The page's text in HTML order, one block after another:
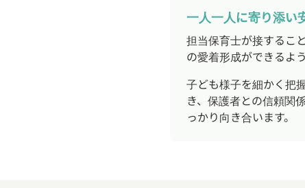
一人一人に寄り添い
担当保育士が接するこ
の愛着形成ができるよ
子ども様子を細かく把
き、保護者との信頼関
っかり向き合います。